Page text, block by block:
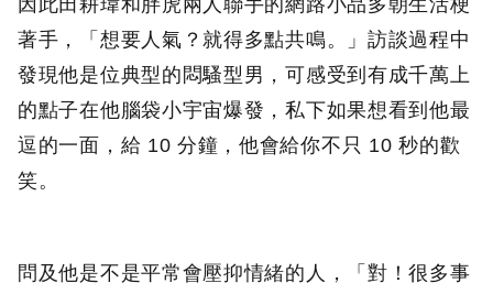
著手，「想要人氣？就得多點共鳴。」訪談過程中
發現他是位典型的悶騷型男，可感受到有成千萬上
的點子在他腦袋小宇宙爆發，私下如果想看到他最
逗的一面，給 10 分鐘，他會給你不只 10 秒的歡
笑。
問及他是不是平常會壓抑情緒的人，「對！很多事